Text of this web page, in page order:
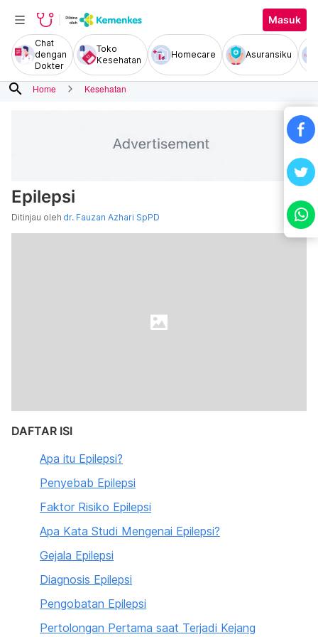
Masuk
Chat
dengan
Dokter
Toko
Kesehatan
Homecare Asuransiku
search Home Kesehatan
Epilepsi
Ditinjau oleh dr. Fauzan Azhari SpPD
DAFTAR ISI
Apa itu Epilepsi?
Penyebab Epilepsi
Faktor Risiko Epilepsi
Apa Kata Studi Mengenai Epilepsi?
Gejala Epilepsi
Diagnosis Epilepsi
Pengobatan Epilepsi
Pertolongan Pertama saat Terjadi Kejang